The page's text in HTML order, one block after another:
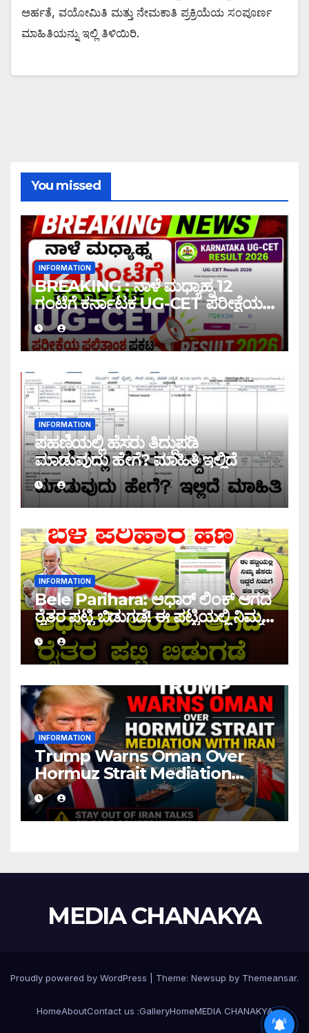
ಅರ್ಹತೆ, ವಯೋಮಿತಿ ಮತ್ತು ನೇಮಕಾತಿ ಪ್ರಕ್ರಿಯೆಯ ಸಂಪೂರ್ಣ
ಮಾಹಿತಿಯನ್ನು ಇಲ್ಲಿ ತಿಳಿಯಿರಿ.
You missed
INFORMATION
BREAKING : ನಾಳೆ ಮಧ್ಯಾಹ್ನ 12
ಗಂಟೆಗೆ ಕರ್ನಾಟಕ UG-CET ಪರೀಕ್ಷೆಯ
ಫಲಿತಾಂಶ ಪ್ರಕಟ |UG-CET Result
2026
INFORMATION
ಪಹಣಿಯಲ್ಲಿ ಹೆಸರು ತಿದ್ದುಪಡಿ
ಮಾಡುವುದು ಹೇಗೆ? ಮಾಹಿತಿ ಇಲ್ಲಿದೆ
INFORMATION
Bele Parihara: ಆಧಾರ್ ಲಿಂಕ್ ಆಗದ
ರೈತರ ಪಟ್ಟಿ ಬಿಡುಗಡೆ! ಈ ಪಟ್ಟಿಯಲ್ಲಿ ನಿಮ್ಮ
ಹೆಸರು ಇದ್ದರೆ ನಿಮಗೆ ಹಣ ಜಮಾ ಆಗಲ್ಲ !
INFORMATION
Trump Warns Oman Over
Hormuz Strait Mediation
With Iran
MEDIA CHANAKYA
Proudly powered by WordPress Theme: Newsup by Themeansar.
HomeAboutContact us :GalleryHomeMEDIA CHANAKYA